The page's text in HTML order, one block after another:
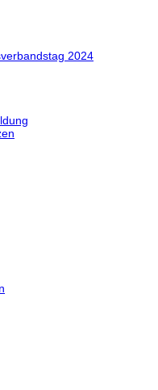
2024